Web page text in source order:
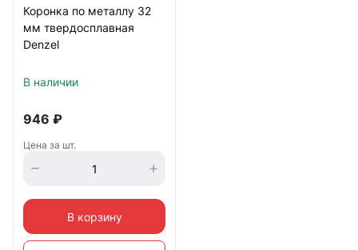
Коронка по металлу 32
мм твердосплавная
Denzel
В наличии
946 ₽
Цена за шт.
В корзину